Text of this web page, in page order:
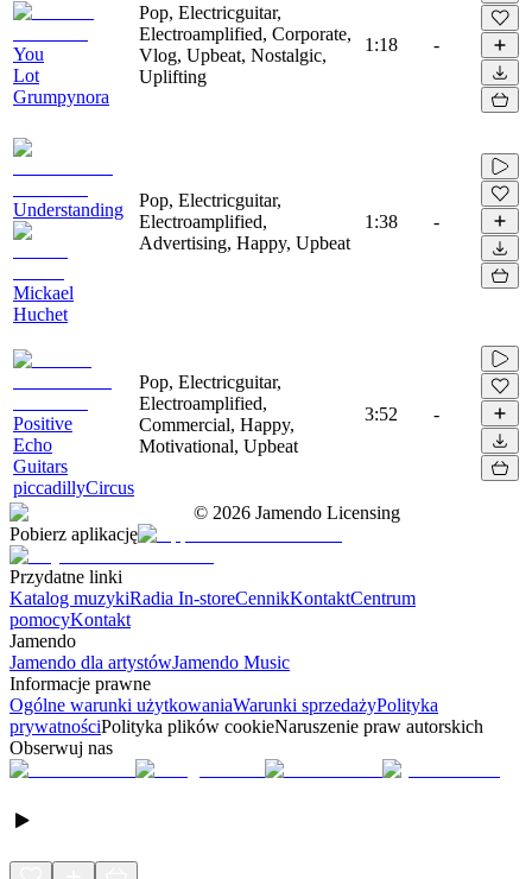
You
Lot
Grumpynora
Pop, Electricguitar,
Electroamplified, Corporate,
Vlog, Upbeat, Nostalgic,
Uplifting
1:18 -
Understanding
Mickael
Huchet
Pop, Electricguitar,
Electroamplified,
Advertising, Happy, Upbeat
1:38 -
Positive
Echo
Guitars
piccadillyCircus
Pop, Electricguitar,
Electroamplified,
Commercial, Happy,
Motivational, Upbeat
3:52 -
© 2026 Jamendo Licensing
Pobierz aplikację
Przydatne linki
Katalog muzykiRadia In-storeCennikKontaktCentrum
pomocyKontakt
Jamendo
Jamendo dla artystówJamendo Music
Informacje prawne
Ogólne warunki użytkowaniaWarunki sprzedażyPolityka
prywatnościPolityka plików cookieNaruszenie praw autorskich
Obserwuj nas